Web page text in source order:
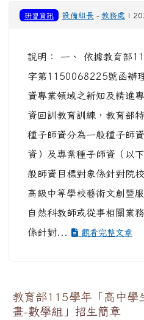
研習資訊 設備組長 - 教務處 |
說明： 一、 依據教育部
字第1150068225號函辦
資專業領域之新知及精進
資回訓教育訓練，教育部
種子師資分為一般種子師
資）及專業種子師資（以
般師資目標對象係針對院
高級中等學校藝術文創暨
自然科教師或從事相關業
係針對...
觀看完整文章
教育部115學年「高中學
畫-數學組」招生簡章